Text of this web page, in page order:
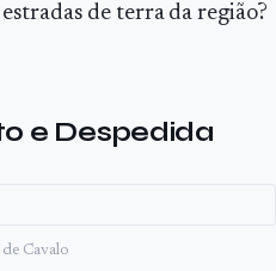
de terra da região?
e Despedida
de Cavalo